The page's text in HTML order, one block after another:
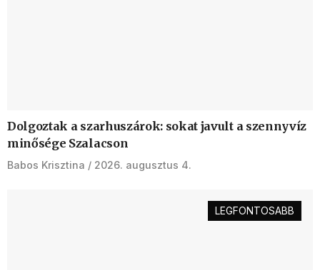
Dolgoztak a szarhuszárok: sokat javult a szennyvíz
minősége Szalacson
Babos Krisztina 2026. augusztus 4.
LEGFONTOSABB